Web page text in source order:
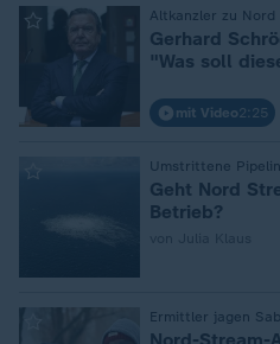
Altkanzler zu
Gerhard
"Was soll
mit Video2:25
Umstrittene
Geht Nord
Betrieb?
Ermittler jagen